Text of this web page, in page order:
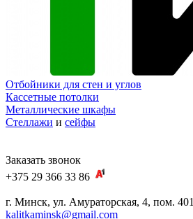
Отбойники для стен и углов
Кассетные потолки
Металлические шкафы
Стеллажи и сейфы
Заказать звонок
+375 29 366 33 86
г. Минск, ул. Амураторская, 4, пом. 401
kalitkaminsk@gmail.com